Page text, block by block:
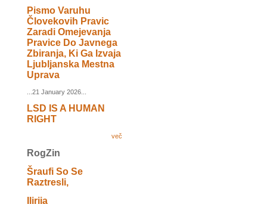
Pismo Varuhu
Človekovih Pravic
Zaradi Omejevanja
Pravice Do Javnega
Zbiranja, Ki Ga Izvaja
Ljubljanska Mestna
Uprava
...21 January 2026...
LSD IS A HUMAN
RIGHT
več
RogZin
Šraufi So Se
Raztresli,
Ilirija